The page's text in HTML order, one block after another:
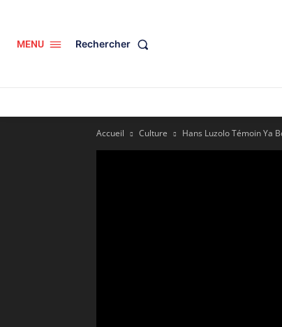
MENU Rechercher
Accueil Culture Hans Luzolo Témoin Ya